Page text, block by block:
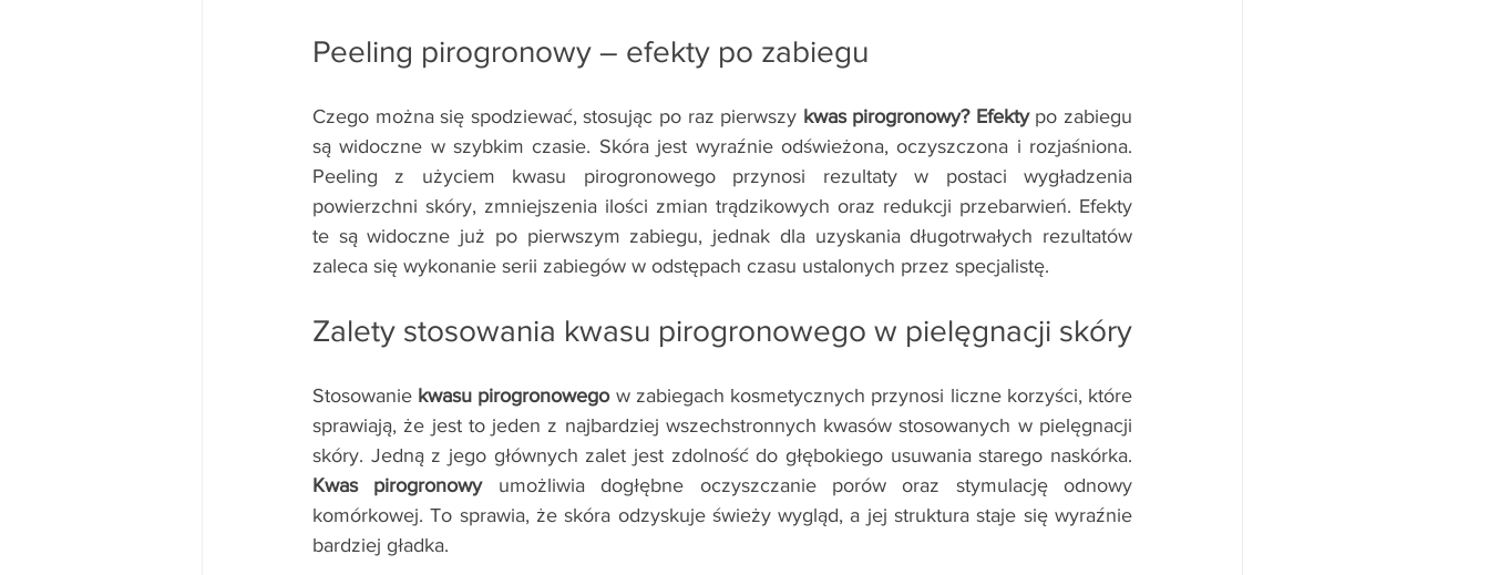
Peeling pirogronowy – efekty po zabiegu
Czego można się spodziewać, stosując po raz pierwszy kwas pirogronowy? Efekty po zabiegu
są widoczne w szybkim czasie. Skóra jest wyraźnie odświeżona, oczyszczona i rozjaśniona.
Peeling z użyciem kwasu pirogronowego przynosi rezultaty w postaci wygładzenia
powierzchni skóry, zmniejszenia ilości zmian trądzikowych oraz redukcji przebarwień. Efekty
te są widoczne już po pierwszym zabiegu, jednak dla uzyskania długotrwałych rezultatów
zaleca się wykonanie serii zabiegów w odstępach czasu ustalonych przez specjalistę.
Zalety stosowania kwasu pirogronowego w pielęgnacji skóry
Stosowanie kwasu pirogronowego w zabiegach kosmetycznych przynosi liczne korzyści, które
sprawiają, że jest to jeden z najbardziej wszechstronnych kwasów stosowanych w pielęgnacji
Kwas pirogronowy umożliwia dogłębne oczyszczanie porów oraz stymulację odnowy
komórkowej. To sprawia, że skóra odzyskuje świeży wygląd, a jej struktura staje się wyraźnie
bardziej gładka.